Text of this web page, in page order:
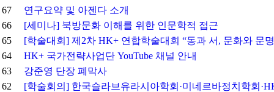
67
연구요약 및 아젠다 소개
66
[세미나] 북방문화 이해를 위한 인문학적 접근
65
[학술대회] 제2차 HK+ 연합학술대회 “동과 서, 문화와
64
HK+ 국가전략사업단 YouTube 채널 안내
63
강준영 단장 폐막사
62
[학술회의] 한국슬라브유라시아학회·미네르바정치학회